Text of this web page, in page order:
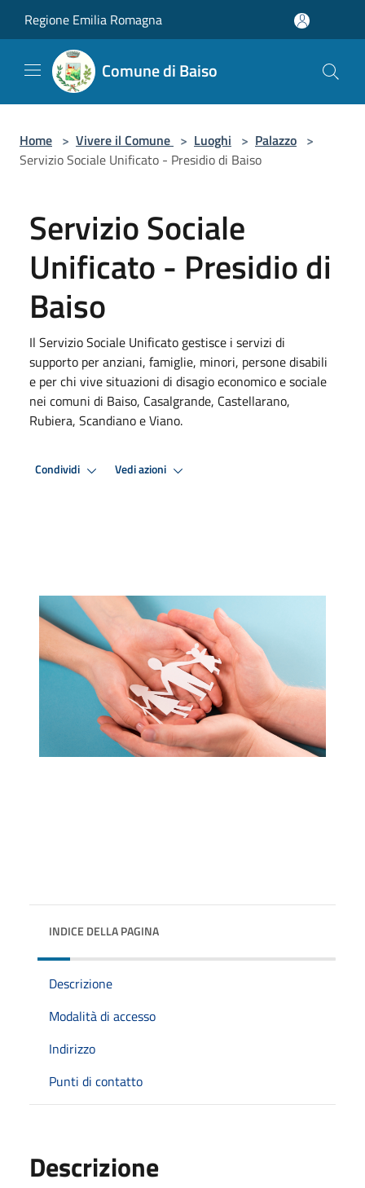
Regione Emilia Romagna
Comune di Baiso
Home > Vivere il Comune > Luoghi > Palazzo >
Servizio Sociale Unificato - Presidio di Baiso
Servizio Sociale
Unificato - Presidio di
Baiso
Il Servizio Sociale Unificato gestisce i servizi di
supporto per anziani, famiglie, minori, persone disabili
e per chi vive situazioni di disagio economico e sociale
nei comuni di Baiso, Casalgrande, Castellarano,
Rubiera, Scandiano e Viano.
Condividi Vedi azioni
INDICE DELLA PAGINA
Descrizione
Modalità di accesso
Indirizzo
Punti di contatto
Descrizione